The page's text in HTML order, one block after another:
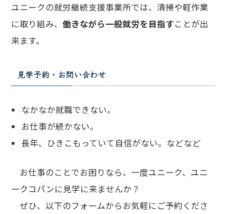
ユニークの就労継続支援事業所では、清掃や軽作業
に取り組み、働きながら一般就労を目指すことが出
来ます。
見学予約・お問い合わせ
なかなか就職できない。
お仕事が続かない。
長年、ひきこもっていて自信がない。などなど
お仕事のことでお困りなら、一度ユニーク、ユニ
ークコパンに見学に来ませんか？
ぜひ、以下のフォームからお気軽にご予約くださ